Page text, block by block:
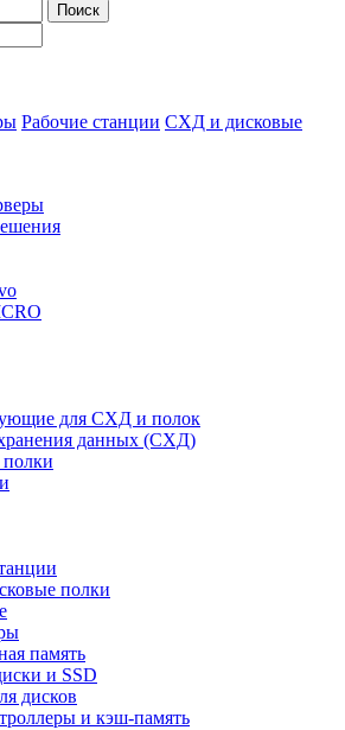
Поиск
Рабочие станции СХД и дисковые
для СХД и полок
данных (СХД)
полки
память
и SSD
дисков
и кэш-память